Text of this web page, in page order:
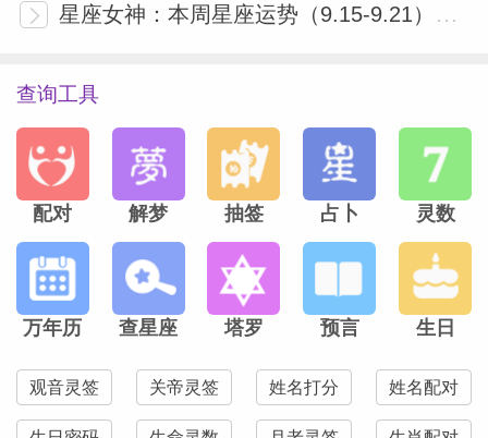
海王星逆行了，就是吧，我一直说，天海冥
这种外行星，影响力有限，逆行时间长，咱
们不用太过紧张，只要看好我的提示，就万
事大吉！
首先海王星的能量波动，就容易引发迷糊和
散，睡眠不好，爱过敏，内分泌失调，情绪
忽上忽下。所以第一点，注意自己的心理气
星座女神：本周星座运势（9.15-9.21）金星换座，你悄悄努力的每一步，都算数！
查询工具
配对 解梦 抽签 占卜 灵数
万年历 查星座 塔罗 预言 生日
观音灵签 关帝灵签 姓名打分 姓名配对